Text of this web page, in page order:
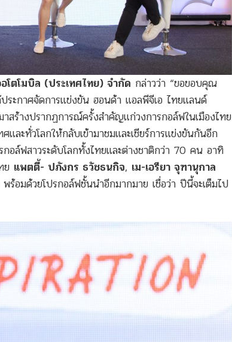
ตโมบิล (ประเทศไทย) จำกัด กล่าวว่า “ขอขอบคุณ
ะกาศจัดการแข่งขัน ฮอนด้า แอลพีจีเอ ไทยแลนด์
สร้างปรากฏการณ์ครั้งสำคัญแก่วงการกอล์ฟในเมืองไทย
ละทั่วโลกให้กลับเข้ามาชมและเชียร์การแข่งขันกันอีก
ล์ฟสาวระดับโลกทั้งไทยและต่างชาติกว่า 70 คน อาทิ
ย แพตตี้- ปภังกร ธวัชธนกิจ, เม-เอรียา จุฑานุกาล
พร้อมด้วยโปรกอล์ฟชั้นนำอีกมากมาย เชื่อว่า ปีนี้จะเต็มไป